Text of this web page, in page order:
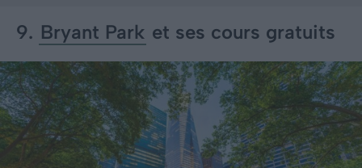
9. Bryant Park et ses cours gratuits